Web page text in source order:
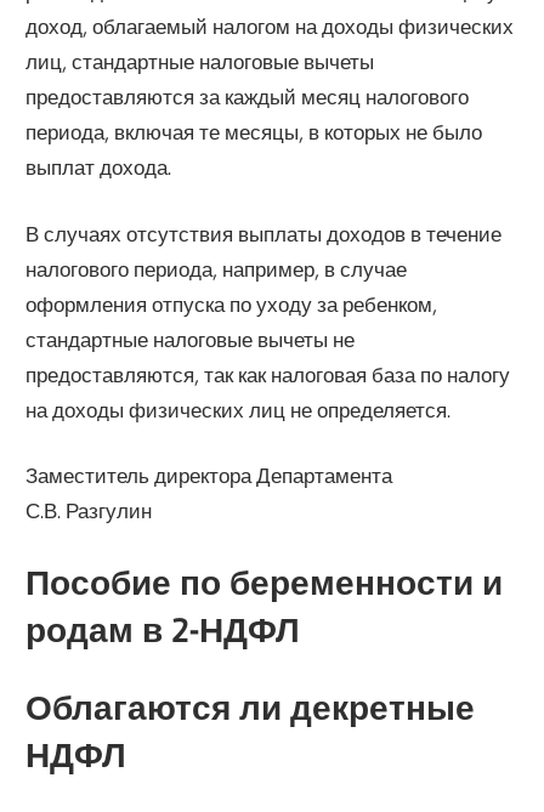
доход, облагаемый налогом на доходы физических
лиц, стандартные налоговые вычеты
предоставляются за каждый месяц налогового
периода, включая те месяцы, в которых не было
выплат дохода.
В случаях отсутствия выплаты доходов в течение
налогового периода, например, в случае
оформления отпуска по уходу за ребенком,
стандартные налоговые вычеты не
предоставляются, так как налоговая база по налогу
на доходы физических лиц не определяется.
Заместитель директора Департамента
С.В. Разгулин
Пособие по беременности и
родам в 2-НДФЛ
Облагаются ли декретные
НДФЛ